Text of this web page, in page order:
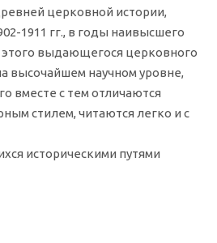
церковной истории,
1911 гг., в годы наивысшего
этого выдающегося церковного
высочайшем научном уровне,
вместе с тем отличаются
стилем, читаются легко и с
историческими путями